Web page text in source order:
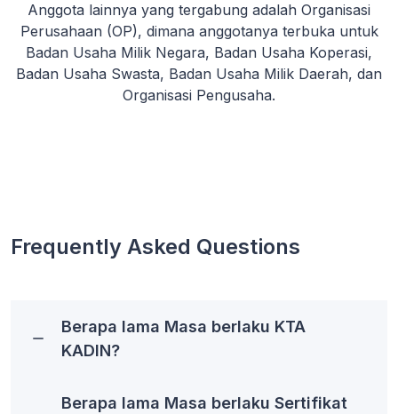
Anggota lainnya yang tergabung adalah Organisasi
Perusahaan (OP), dimana anggotanya terbuka untuk
Badan Usaha Milik Negara, Badan Usaha Koperasi,
Badan Usaha Swasta, Badan Usaha Milik Daerah, dan
Organisasi Pengusaha.
Frequently Asked Questions
Berapa lama Masa berlaku KTA
KADIN?
Berapa lama Masa berlaku Sertifikat